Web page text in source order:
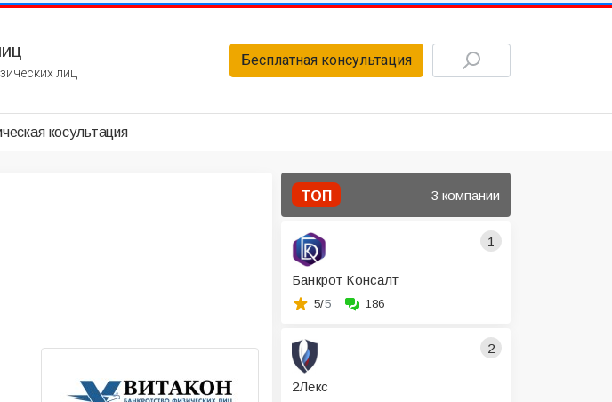
лиц
Бесплатная консультация
косультация
ТОП 3 компании
1
Банкрот Консалт
5/5 186
2
2Лекс